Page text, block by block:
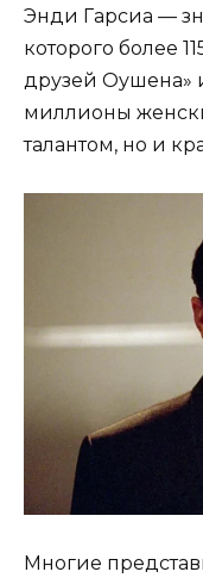
Энди Гарсиа —
которого более
друзей Оушена»
миллионы
талантом, но и
Многие